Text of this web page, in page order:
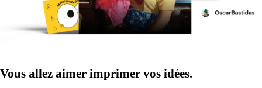
Vous allez aimer imprimer vos idées.